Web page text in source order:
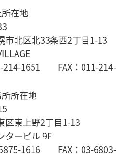
在地
市北区北33条西2丁目1-13
214-1651 FAX：011-
所在地
区東上野2丁目1-13
タービル 9F
1616 FAX：03-